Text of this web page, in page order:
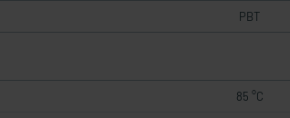
PBT
85 °C